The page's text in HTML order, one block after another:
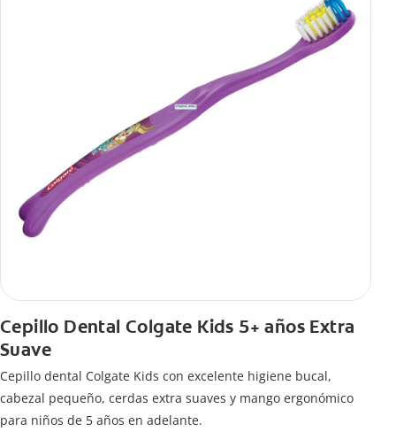
Cepillo Dental Colgate Kids 5+ años Extra
Suave
Cepillo dental Colgate Kids con excelente higiene bucal,
cabezal pequeño, cerdas extra suaves y mango ergonómico
para niños de 5 años en adelante.